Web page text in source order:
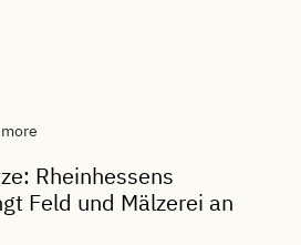
Rheinhessens
Feld und Mälzerei an